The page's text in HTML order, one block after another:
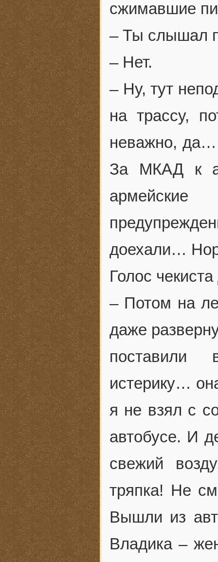
сжимавшие
– Ты слышал
– Нет.
– Ну, тут
на трассу,
неважно,
За МКАД к
доехали…
Голос
– Потом на
даже
истерику…
я не взял с
автобусе. И
свежий
тряпка! Не
Вышли из
Владика –